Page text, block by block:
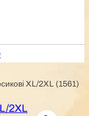
XL/2XL (1561)